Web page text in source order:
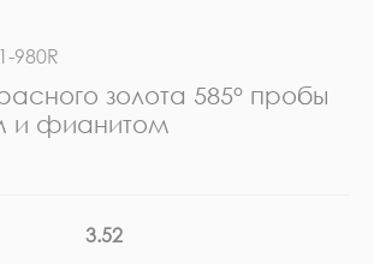
980R
золота 585° пробы
и фианитом
3.52